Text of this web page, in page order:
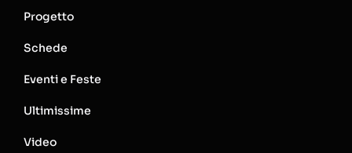
Progetto
Schede
Eventi e Feste
Ultimissime
Video